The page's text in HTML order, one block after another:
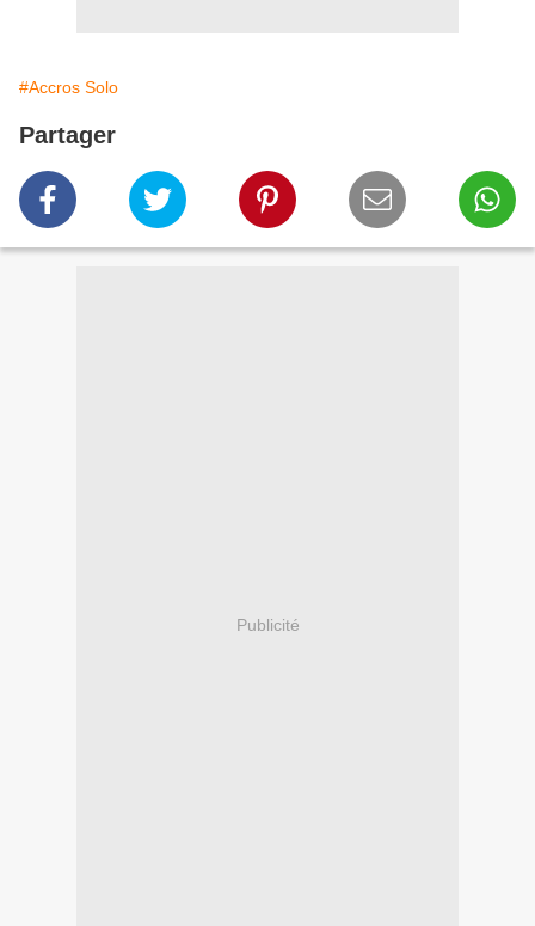
#Accros Solo
Partager
Publicité